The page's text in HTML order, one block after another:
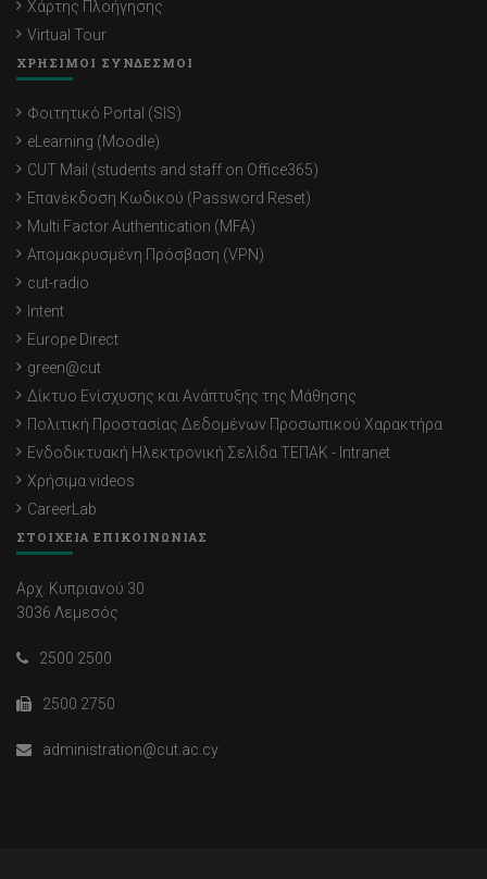
Χάρτης Πλοήγησης
Virtual Tour
ΧΡΗΣΙΜΟΙ ΣΥΝΔΕΣΜΟΙ
Φοιτητικό Portal (SIS)
eLearning (Moodle)
CUT Mail (students and staff on Office365)
Επανέκδοση Κωδικού (Password Reset)
Multi Factor Authentication (MFA)
Απομακρυσμένη Πρόσβαση (VPN)
cut-radio
Intent
Europe Direct
green@cut
Δίκτυο Ενίσχυσης και Ανάπτυξης της Μάθησης
Πολιτική Προστασίας Δεδομένων Προσωπικού Χαρακτήρα
Ενδοδικτυακή Ηλεκτρονική Σελίδα ΤΕΠΑΚ - Intranet
Χρήσιμα videos
CareerLab
ΣΤΟΙΧΕΙΑ ΕΠΙΚΟΙΝΩΝΙΑΣ
Αρχ. Κυπριανού 30
3036 Λεμεσός
2500 2500
2500 2750
administration@cut.ac.cy